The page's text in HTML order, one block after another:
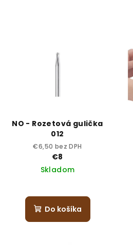
NO - Rozetová gulička
012
€6,50 bez DPH
€8
Skladom
Do košíka